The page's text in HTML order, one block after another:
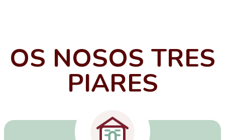
OS NOSOS TRES
PIARES